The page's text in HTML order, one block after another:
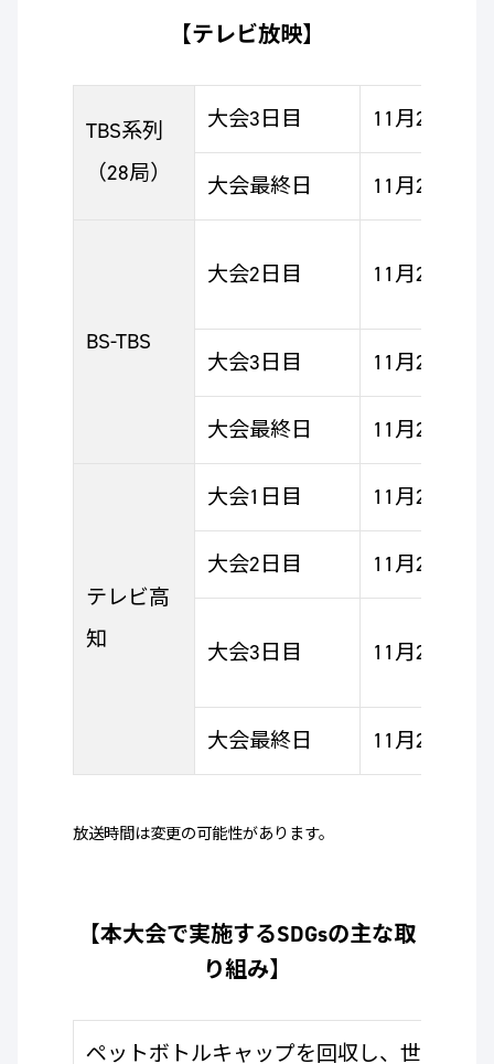
【テレビ放映】
TBS系列
（28局）
大会3日目 11月25日（
大会最終日 11月26日（
BS-TBS
大会2日目 11月24日（
大会3日目 11月25日（
大会最終日 11月26日（
テレビ高
知
大会1日目 11月23日（
大会2日目 11月24日（
大会3日目 11月25日（
大会最終日 11月26日（
放送時間は変更の可能性があります。
【本大会で実施するSDGsの主な取
り組み】
ペットボトルキャップを回収し、世界の